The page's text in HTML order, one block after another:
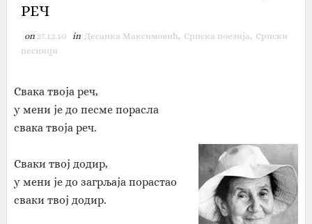
РЕЧ
on 27.12.10 in Десанка Максимовић, Српска поезија, Српски
песници
Свака твоја реч,
у мени је до песме порасла
свака твоја реч.
Сваки твој додир,
у мени је до загрљаја порастао
сваки твој додир.